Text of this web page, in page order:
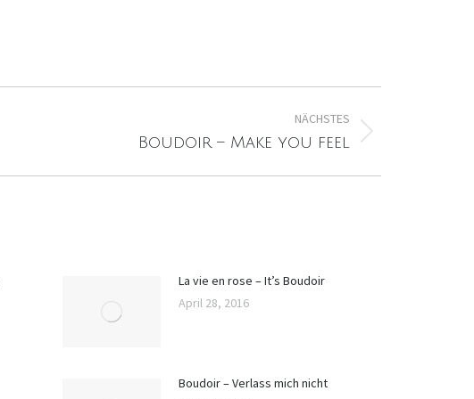
NÄCHSTES
Boudoir – Make you feel
La vie en rose – It’s Boudoir
April 28, 2016
Boudoir – Verlass mich nicht